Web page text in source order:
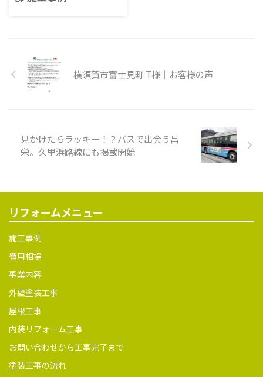
ス施工前 雨樋施工前 外壁洗浄
前 屋根洗浄前 施工中 高圧洗浄
填 プライマー塗布 タスペーサ
ー 屋根下塗り 屋根中塗り 屋根
上塗り シャッターボックスケ
見かけたらラッキー！？バスで出会う昌
リフォームメニュー
費用相場
事業内容
内装リフォーム工事
お問い合わせから工事完了まで
塗装工事の流れ
よくある質問
昌栄について